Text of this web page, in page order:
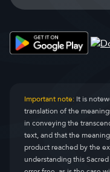
Important note:It is
translation of the
in conveying the
text, and that the
product reached by the
understanding this